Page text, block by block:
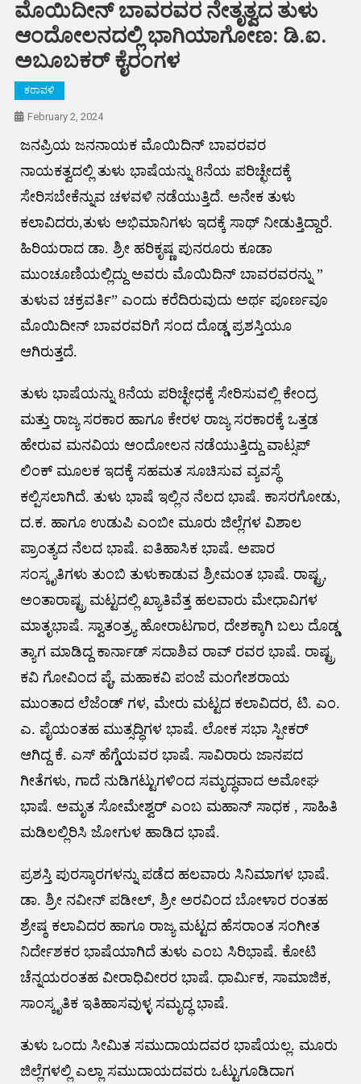
ಮೊಯಿದೀನ್ ಬಾವರವರ ನೇತೃತ್ವದ ತುಳು
ಆಂದೋಲನದಲ್ಲಿ ಭಾಗಿಯಾಗೋಣ: ಡಿ.ಐ.
ಅಬೂಬಕರ್ ಕೈರಂಗಳ
ಕರಾವಳಿ
February 2, 2024
ಜನಪ್ರಿಯ ಜನನಾಯಕ ಮೊಯಿದಿನ್ ಬಾವರವರ
ನಾಯಕತ್ವದಲ್ಲಿ ತುಳು ಭಾಷೆಯನ್ನು 8ನೆಯ ಪರಿಚ್ಛೇದಕ್ಕೆ
ಸೇರಿಸಬೇಕೆನ್ನುವ ಚಳವಳಿ ನಡೆಯುತ್ತಿದೆ. ಅನೇಕ ತುಳು
ಕಲಾವಿದರು,ತುಳು ಅಭಿಮಾನಿಗಳು ಇದಕ್ಕೆ ಸಾಥ್ ನೀಡುತ್ತಿದ್ದಾರೆ.
ಹಿರಿಯರಾದ ಡಾ. ಶ್ರೀ ಹರಿಕೃಷ್ಣ ಪುನರೂರು ಕೂಡಾ
ಮುಂಚೂಣಿಯಲ್ಲಿದ್ದು ಅವರು ಮೊಯಿದಿನ್ ಬಾವರವರನ್ನು ”
ತುಳುವ ಚಕ್ರವರ್ತಿ” ಎಂದು ಕರೆದಿರುವುದು ಅರ್ಥ ಪೂರ್ಣವೂ
ಮೊಯಿದೀನ್ ಬಾವರವರಿಗೆ ಸಂದ ದೊಡ್ಡ ಪ್ರಶಸ್ತಿಯೂ
ಆಗಿರುತ್ತದೆ.
ತುಳು ಭಾಷೆಯನ್ನು 8ನೆಯ ಪರಿಚ್ಛೇಧಕ್ಕೆ ಸೇರಿಸುವಲ್ಲಿ ಕೇಂದ್ರ
ಮತ್ತು ರಾಜ್ಯ ಸರಕಾರ ಹಾಗೂ ಕೇರಳ ರಾಜ್ಯ ಸರಕಾರಕ್ಕೆ ಒತ್ತಡ
ಹೇರುವ ಮನವಿಯ ಆಂದೋಲನ ನಡೆಯುತ್ತಿದ್ದು ವಾಟ್ಸಪ್
ಲಿಂಕ್ ಮೂಲಕ ಇದಕ್ಕೆ ಸಹಮತ ಸೂಚಿಸುವ ವ್ಯವಸ್ಥೆ
ಕಲ್ಪಿಸಲಾಗಿದೆ. ತುಳು ಭಾಷೆ ಇಲ್ಲಿನ ನೆಲದ ಭಾಷೆ. ಕಾಸರಗೋಡು,
ದ.ಕ. ಹಾಗೂ ಉಡುಪಿ ಎಂಬೀ ಮೂರು ಜಿಲ್ಲೆಗಳ ವಿಶಾಲ
ಪ್ರಾಂತ್ಯದ ನೆಲದ ಭಾಷೆ. ಐತಿಹಾಸಿಕ ಭಾಷೆ. ಅಪಾರ
ಸಂಸ್ಕೃತಿಗಳು ತುಂಬಿ ತುಳುಕಾಡುವ ಶ್ರೀಮಂತ ಭಾಷೆ. ರಾಷ್ಟ್ರ,
ಅಂತಾರಾಷ್ಟ್ರ ಮಟ್ಟದಲ್ಲಿ ಖ್ಯಾತಿವೆತ್ತ ಹಲವಾರು ಮೇಧಾವಿಗಳ
ಮಾತೃಭಾಷೆ. ಸ್ವಾತಂತ್ರ್ಯ ಹೋರಾಟಗಾರ, ದೇಶಕ್ಕಾಗಿ ಬಲು ದೊಡ್ಡ
ತ್ಯಾಗ ಮಾಡಿದ್ದ ಕಾರ್ನಾಡ್ ಸದಾಶಿವ ರಾವ್ ರವರ ಭಾಷೆ. ರಾಷ್ಟ್ರ
ಕವಿ ಗೋವಿಂದ ಪೈ, ಮಹಾಕವಿ ಪಂಜೆ ಮಂಗೇಶರಾಯ
ಮುಂತಾದ ಲೆಜೆಂಡ್ ಗಳ, ಮೇರು ಮಟ್ಟದ ಕಲಾವಿದರ, ಟಿ. ಎಂ.
ಎ. ಪೈಯಂತಹ ಮುತ್ಸದ್ಧಿಗಳ ಭಾಷೆ. ಲೋಕ ಸಭಾ ಸ್ಪೀಕರ್
ಆಗಿದ್ದ ಕೆ. ಎಸ್ ಹೆಗ್ಡೆಯವರ ಭಾಷೆ. ಸಾವಿರಾರು ಜಾನಪದ
ಗೀತೆಗಳು, ಗಾದೆ ನುಡಿಗಟ್ಟುಗಳಿಂದ ಸಮೃದ್ಧವಾದ ಅಮೋಘ
ಭಾಷೆ. ಅಮೃತ ಸೋಮೇಶ್ವರ್ ಎಂಬ ಮಹಾನ್ ಸಾಧಕ , ಸಾಹಿತಿ
ಮಡಿಲಲ್ಲಿರಿಸಿ ಜೋಗುಳ ಹಾಡಿದ ಭಾಷೆ.
ಪ್ರಶಸ್ತಿ ಪುರಸ್ಕಾರಗಳನ್ನು ಪಡೆದ ಹಲವಾರು ಸಿನಿಮಾಗಳ ಭಾಷೆ.
ಡಾ. ಶ್ರೀ ನವೀನ್ ಪಡೀಲ್, ಶ್ರೀ ಅರವಿಂದ ಬೋಳಾರ ರಂತಹ
ಶ್ರೇಷ್ಠ ಕಲಾವಿದರ ಹಾಗೂ ರಾಜ್ಯ ಮಟ್ಟದ ಹೆಸರಾಂತ ಸಂಗೀತ
ನಿರ್ದೇಶಕರ ಭಾಷೆಯಾಗಿದೆ ತುಳು ಎಂಬ ಸಿರಿಭಾಷೆ. ಕೋಟಿ
ಚೆನ್ನಯರಂತಹ ವೀರಾಧಿವೀರರ ಭಾಷೆ. ಧಾರ್ಮಿಕ, ಸಾಮಾಜಿಕ,
ಸಾಂಸ್ಕೃತಿಕ ಇತಿಹಾಸವುಳ್ಳ ಸಮೃದ್ಧ ಭಾಷೆ.
ತುಳು ಒಂದು ಸೀಮಿತ ಸಮುದಾಯದವರ ಭಾಷೆಯಲ್ಲ. ಮೂರು
ಜಿಲ್ಲೆಗಳಲ್ಲಿ ಎಲ್ಲಾ ಸಮುದಾಯದವರು ಒಟ್ಟುಗೂಡಿದಾಗ